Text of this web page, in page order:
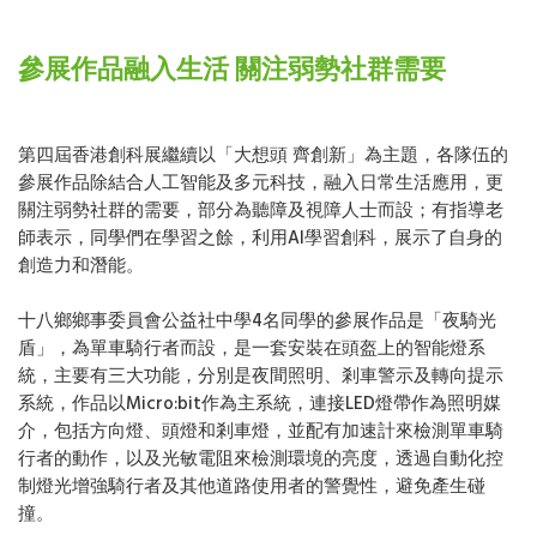
參展作品融入生活 關注弱勢社群需要
第四屆香港創科展繼續以「大想頭 齊創新」為主題，各隊伍的
參展作品除結合人工智能及多元科技，融入日常生活應用，更
關注弱勢社群的需要，部分為聽障及視障人士而設；有指導老
師表示，同學們在學習之餘，利用AI學習創科，展示了自身的
創造力和潛能。
十八鄉鄉事委員會公益社中學4名同學的參展作品是「夜騎光
盾」，為單車騎行者而設，是一套安裝在頭盔上的智能燈系
統，主要有三大功能，分別是夜間照明、剎車警示及轉向提示
系統，作品以Micro:bit作為主系統，連接LED燈帶作為照明媒
介，包括方向燈、頭燈和剎車燈，並配有加速計來檢測單車騎
行者的動作，以及光敏電阻來檢測環境的亮度，透過自動化控
制燈光增強騎行者及其他道路使用者的警覺性，避免產生碰
撞。